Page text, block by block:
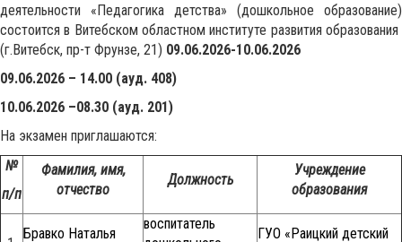
деятельности «Педагогика детства» (дошкольное образование)
состоится в Витебском областном институте развития образования
(г.Витебск, пр-т Фрунзе, 21) 09.06.2026-10.06.2026
09.06.2026 – 14.00 (ауд. 408)
10.06.2026 –08.30 (ауд. 201)
На экзамен приглашаются:
№
п/п
Фамилия, имя,
отчество
Должность
Учреждение
образования
Бравко Наталья
воспитатель
ГУО «Раицкий детский